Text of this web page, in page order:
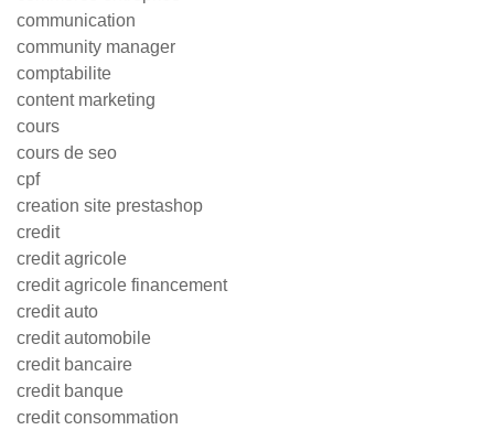
communication
community manager
comptabilite
content marketing
cours
cours de seo
cpf
creation site prestashop
credit
credit agricole
credit agricole financement
credit auto
credit automobile
credit bancaire
credit banque
credit consommation